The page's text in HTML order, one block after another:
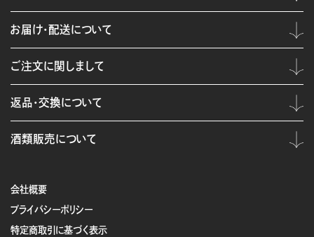
会社概要
プライバシーポリシー
特定商取引に基づく表示
お届け・配送について
ご注文に関しまして
返品・交換について
酒類販売について